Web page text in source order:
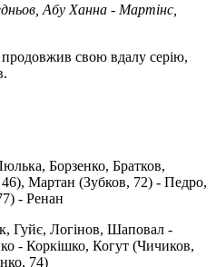
Абу Ханна - Мартінс,
свою вдалу серію,
Борзенко, Братков,
Мартан (Зубков, 72) - Педро,
- Ренан
Гуйє, Логінов, Шаповал -
- Коркішко, Когут (Чичиков,
74)